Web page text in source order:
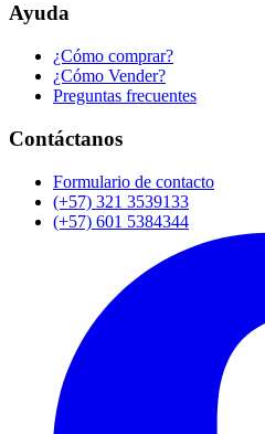
Ayuda
¿Cómo comprar?
¿Cómo Vender?
Preguntas frecuentes
Contáctanos
Formulario de contacto
(+57) 321 3539133
(+57) 601 5384344